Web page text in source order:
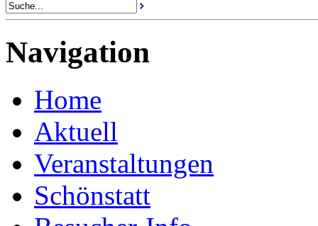
Navigation
Home
Aktuell
Veranstaltungen
Schönstatt